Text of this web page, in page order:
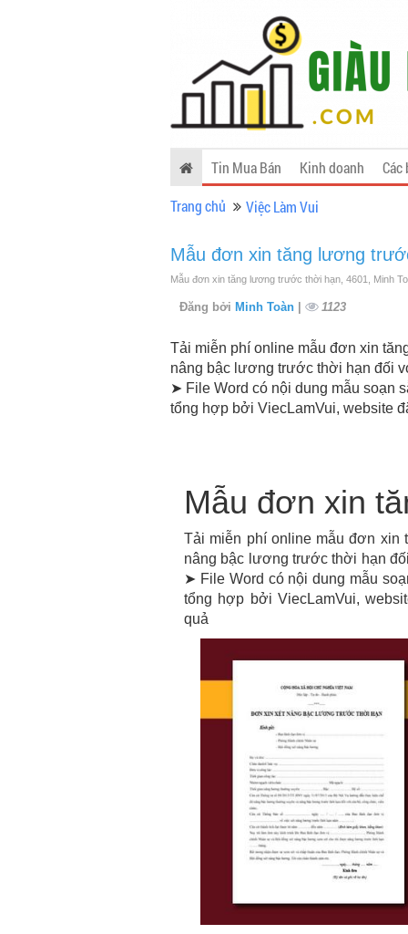
Tin Mua Bán Kinh doanh Các
Trang chủ
Việc Làm Vui
Mẫu đơn xin tăng lương
Mẫu đơn xin tăng lương trước thời hạn, 4601, Minh
Đăng bởi Minh Toàn | 1123
Tải miễn phí online mẫu đơn xin
nâng bậc lương trước thời hạn đối
➤ File Word có nội dung mẫu soạn
tổng hợp bởi ViecLamVui, website
Mẫu đơn xin
Tải miễn phí online mẫu đơn
nâng bậc lương trước thời hạn
➤ File Word có nội dung mẫu
tổng hợp bởi ViecLamVui,
quả